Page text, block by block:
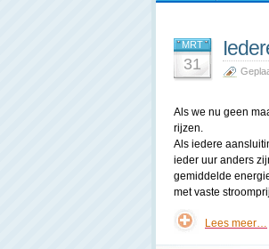
MRT
31
Als we nu geen
rijzen.
Als iedere
ieder uur anders
gemiddelde
met vaste
Lees meer…